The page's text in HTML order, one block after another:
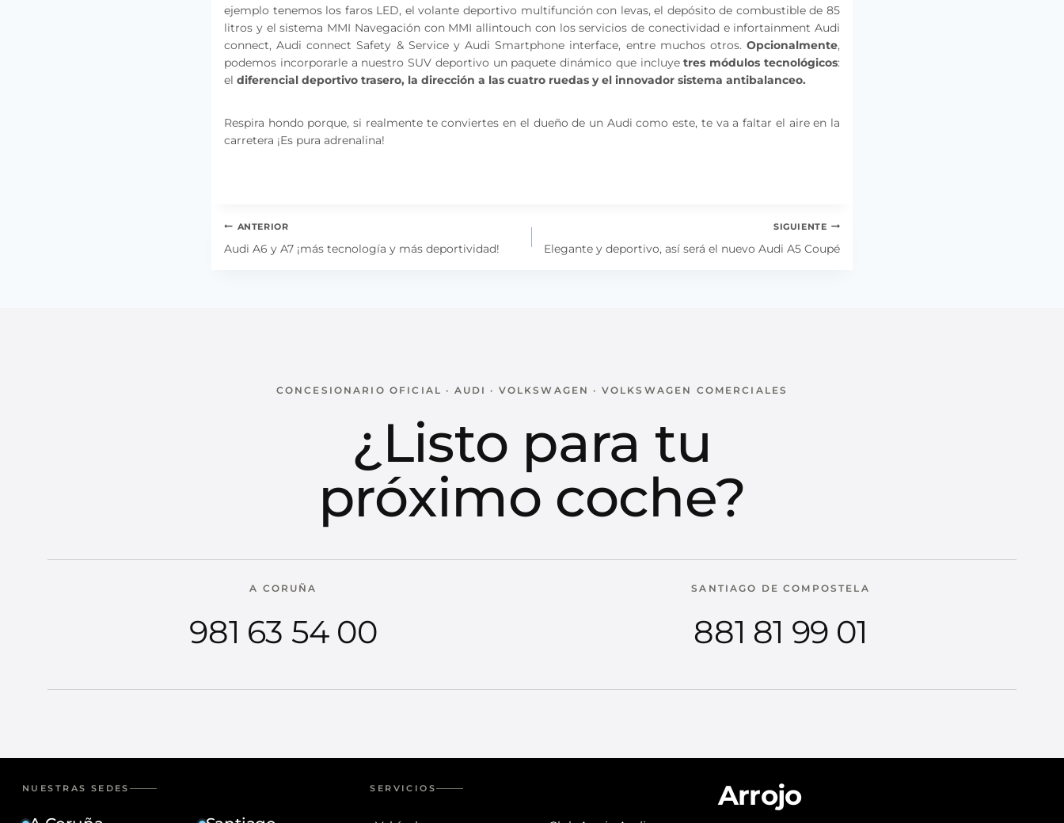
ejemplo tenemos los faros LED, el volante deportivo multifunción con levas, el depósito de combustible de 85
litros y el sistema MMI Navegación con MMI allintouch con los servicios de conectividad e infortainment Audi
connect, Audi connect Safety & Service y Audi Smartphone interface, entre muchos otros. Opcionalmente,
podemos incorporarle a nuestro SUV deportivo un paquete dinámico que incluyetres módulos tecnológicos:
el diferencial deportivo trasero, la dirección a las cuatro ruedas y el innovador sistema antibalanceo.
Respira hondo porque, si realmente te conviertes en el dueño de un Audi como este, te va a faltar el aire en la
carretera ¡Es pura adrenalina!
Navegación
de
ANTERIOR
Audi A6 y A7 ¡más tecnología y más deportividad!
SIGUIENTE
Elegante y deportivo, así será el nuevo Audi A5 Coupé
CONCESIONARIO OFICIAL · AUDI · VOLKSWAGEN · VOLKSWAGEN COMERCIALES
¿Listo para tu
próximo coche?
A CORUÑA
981 63 54 00
SANTIAGO DE COMPOSTELA
881 81 99 01
NUESTRAS SEDES SERVICIOS Arrojo